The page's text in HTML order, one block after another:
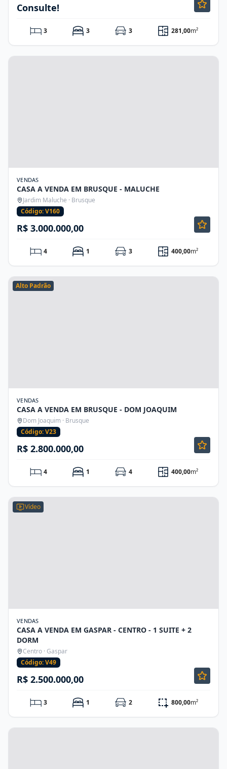
Consulte!
3 3 3 281,00m²
VENDAS
CASA A VENDA EM BRUSQUE - MALUCHE
Jardim Maluche · Brusque
Código: V160
R$ 3.000.000,00
4 1 3 400,00m²
Alto Padrão
VENDAS
CASA A VENDA EM BRUSQUE - DOM JOAQUIM
Dom Joaquim · Brusque
Código: V23
R$ 2.800.000,00
4 1 4 400,00m²
Vídeo
VENDAS
CASA A VENDA EM GASPAR - CENTRO - 1 SUITE + 2
DORM
Centro · Gaspar
Código: V49
R$ 2.500.000,00
3 1 2 800,00m²